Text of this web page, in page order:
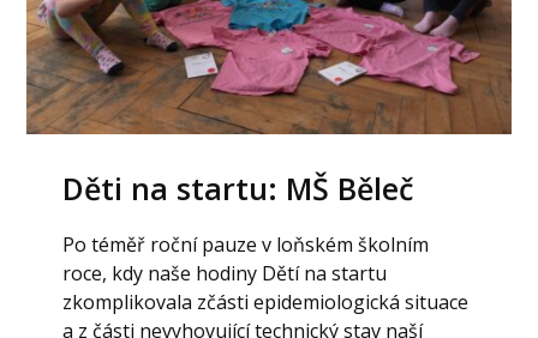
Děti na startu: MŠ Běleč
Po téměř roční pauze v loňském školním
roce, kdy naše hodiny Dětí na startu
zkomplikovala zčásti epidemiologická situace
a z části nevyhovující technický stav naší